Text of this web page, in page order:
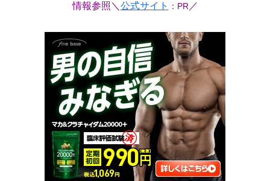
情報参照＼ 公式サイト ：PR ／